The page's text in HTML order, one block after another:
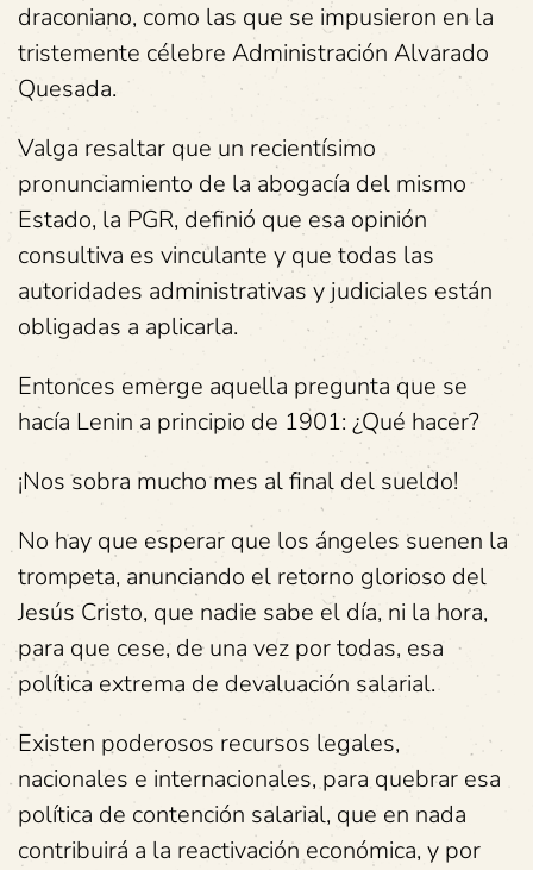
draconiano, como las que se impusieron en la
tristemente célebre Administración Alvarado
Quesada.
Valga resaltar que un recientísimo
pronunciamiento de la abogacía del mismo
Estado, la PGR, definió que esa opinión
consultiva es vinculante y que todas las
autoridades administrativas y judiciales están
obligadas a aplicarla.
Entonces emerge aquella pregunta que se
hacía Lenin a principio de 1901: ¿Qué hacer?
¡Nos sobra mucho mes al final del sueldo!
No hay que esperar que los ángeles suenen la
trompeta, anunciando el retorno glorioso del
Jesús Cristo, que nadie sabe el día, ni la hora,
para que cese, de una vez por todas, esa
política extrema de devaluación salarial.
Existen poderosos recursos legales,
nacionales e internacionales, para quebrar esa
política de contención salarial, que en nada
contribuirá a la reactivación económica, y por